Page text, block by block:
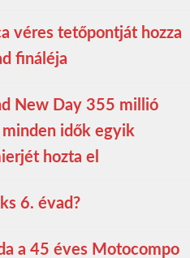
véres tetőpontját hozza
fináléja
New Day 355 millió
idők egyik
hozta el
6. évad?
a 45 éves Motocompo